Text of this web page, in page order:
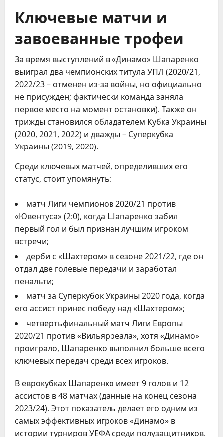
Ключевые матчи и
завоеванные трофеи
За время выступлений в «Динамо» Шапаренко
выиграл два чемпионских титула УПЛ (2020/21,
2022/23 – отменен из-за войны, но официально
не присужден; фактически команда заняла
первое место на момент остановки). Также он
трижды становился обладателем Кубка Украины
(2020, 2021, 2022) и дважды – Суперкубка
Украины (2019, 2020).
Среди ключевых матчей, определивших его
статус, стоит упомянуть:
матч Лиги чемпионов 2020/21 против
«Ювентуса» (2:0), когда Шапаренко забил
первый гол и был признан лучшим игроком
встречи;
дерби с «Шахтером» в сезоне 2021/22, где он
отдал две голевые передачи и заработал
пенальти;
матч за Суперкубок Украины 2020 года, когда
его ассист принес победу над «Шахтером»;
четвертьфинальный матч Лиги Европы
2020/21 против «Вильярреала», хотя «Динамо»
проиграло, Шапаренко выполнил больше всего
ключевых передач среди всех игроков.
В еврокубках Шапаренко имеет 9 голов и 12
ассистов в 48 матчах (данные на конец сезона
2023/24). Этот показатель делает его одним из
самых эффективных игроков «Динамо» в
истории турниров УЕФА среди полузащитников.